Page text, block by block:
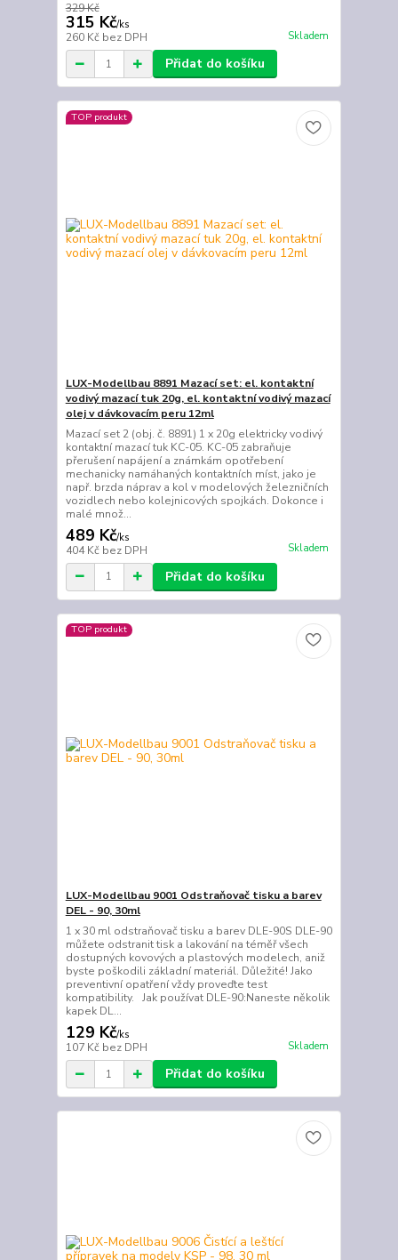
329 Kč
315 Kč/ks
260 Kč bez DPH Skladem
Přidat do košíku
TOP produkt
LUX-Modellbau 8891 Mazací set: el. kontaktní
vodivý mazací tuk 20g, el. kontaktní vodivý mazací
olej v dávkovacím peru 12ml
Mazací set 2 (obj. č. 8891) 1 x 20g elektricky vodivý
kontaktní mazací tuk KC-05. KC-05 ​​zabraňuje
přerušení napájení a známkám opotřebení
mechanicky namáhaných kontaktních míst, jako je
např. brzda náprav a kol v modelových železničních
vozidlech nebo kolejnicových spojkách. Dokonce i
malé množ...
489 Kč/ks
404 Kč bez DPH Skladem
Přidat do košíku
TOP produkt
LUX-Modellbau 9001 Odstraňovač tisku a barev
DEL - 90, 30ml
1 x 30 ml odstraňovač tisku a barev DLE-90S DLE-90
můžete odstranit tisk a lakování na téměř všech
dostupných kovových a plastových modelech, aniž
byste poškodili základní materiál. Důležité! Jako
preventivní opatření vždy proveďte test
kompatibility. Jak používat DLE-90:Naneste několik
kapek DL...
129 Kč/ks
107 Kč bez DPH Skladem
Přidat do košíku